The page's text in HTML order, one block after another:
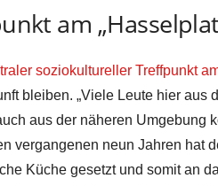
am
soziokultureller Treffpunkt
bleiben. „Viele Leute hier aus
aus der näheren Umgebung
vergangenen neun Jahren hat
Küche gesetzt und somit an